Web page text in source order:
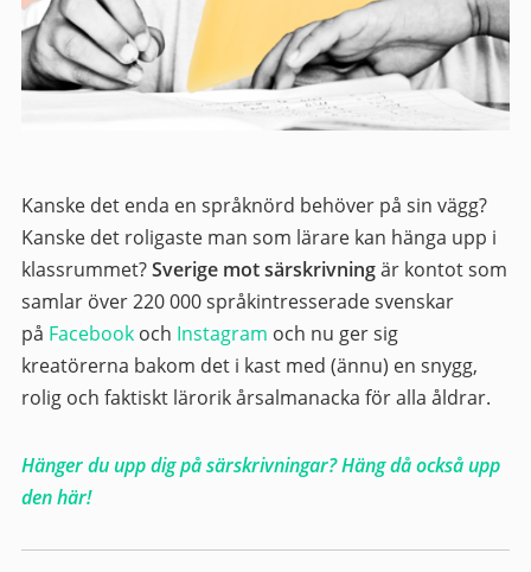
Kanske det enda en språknörd behöver på sin vägg?
Kanske det roligaste man som lärare kan hänga upp i
klassrummet?Sverige mot särskrivningär kontot som
samlar över 220 000 språkintresserade svenskar
på Facebookoch Instagram och nu ger sig
kreatörerna bakom det i kast med (ännu) en snygg,
rolig och faktiskt lärorik årsalmanacka för alla åldrar.
Hänger du upp dig på särskrivningar? Häng då också upp
den här!